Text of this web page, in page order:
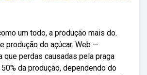
um todo, a produção mais do.
produção do açúcar. Web —
que perdas causadas pela praga
da produção, dependendo do